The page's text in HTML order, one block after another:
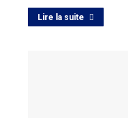
Lire la suite